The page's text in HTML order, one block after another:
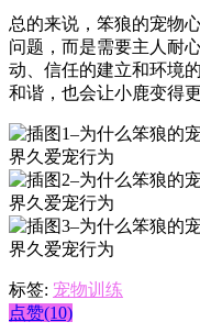
总的来说，笨狼的宠物
问题，而是需要主人耐
动、信任的建立和环境
和谐，也会让小鹿变得
标签: 宠物训练
点赞(10)